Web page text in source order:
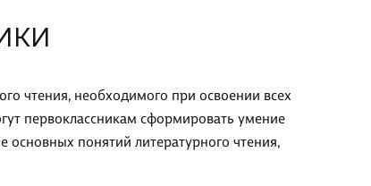
чтения, необходимого при освоении всех
первоклассникам сформировать умение
основных понятий литературного чтения,